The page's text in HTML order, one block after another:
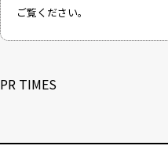
ご覧ください。
PR TIMES